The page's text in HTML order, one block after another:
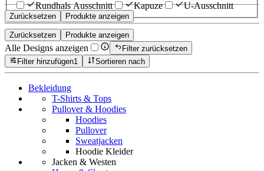
Zurücksetzen Produkte anzeigen
Rundhals Ausschnitt
Kapuze U-Ausschnitt
Zurücksetzen Produkte anzeigen
Alle Designs anzeigen
Filter zurücksetzen
Filter hinzufügen1 Sortieren nach
Bekleidung
T-Shirts & Tops
Pullover & Hoodies
Hoodies
Pullover
Sweatjacken
Hoodie Kleider
Jacken & Westen